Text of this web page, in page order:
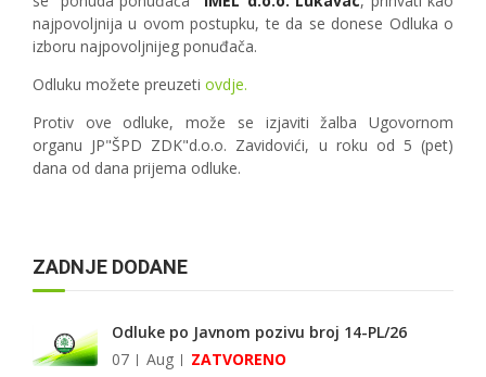
najpovoljnija u ovom postupku, te da se donese Odluka o
izboru najpovoljnijeg ponuđača.
Odluku možete preuzeti ovdje.
Protiv ove odluke, može se izjaviti žalba Ugovornom
organu JP"ŠPD ZDK"d.o.o. Zavidovići, u roku od 5 (pet)
dana od dana prijema odluke.
ZADNJE DODANE
Odluke po Javnom pozivu broj 14-PL/26
07
Aug
ZATVORENO